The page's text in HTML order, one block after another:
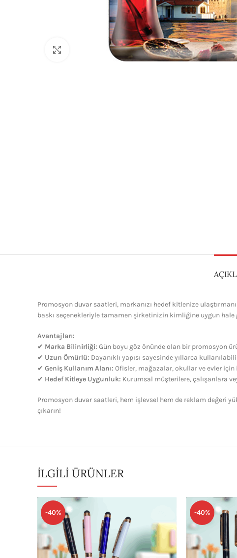
Büyütmek için tıklayın
Promosyon duvar saatleri, markanızı hedef kitlenize
baskı seçenekleriyle tamamen şirketinizin kimliğine uygun
Avantajları:
✔ Marka Bilinirliği: Gün boyu göz önünde olan bir promosyon
✔ Uzun Ömürlü: Dayanıklı yapısı sayesinde yıllarca
✔ Geniş Kullanım Alanı: Ofisler, mağazalar, okullar ve evler için
✔ Hedef Kitleye Uygunluk: Kurumsal müşterilere, çalışanlara
Promosyon duvar saatleri, hem işlevsel hem de reklam değeri
çıkarın!
İLGILI ÜRÜNLER
-40% -40%